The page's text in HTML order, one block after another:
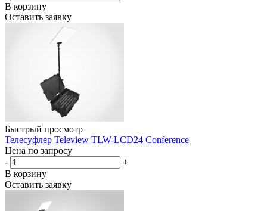
В корзину
Оставить заявку
Быстрый просмотр
Телесуфлер Teleview TLW-LCD24 Conference
Цена по запросу
-
+
В корзину
Оставить заявку